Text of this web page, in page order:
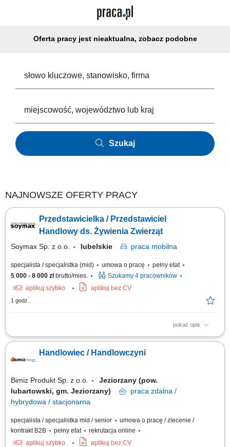
Oferta pracy jest nieaktualna, zobacz podobne
Szukaj
NAJNOWSZE OFERTY PRACY
Przedstawicielka / Przedstawiciel
Handlowy ds. Żywienia Zwierząt
Soymax Sp. z o.o. lubelskie praca mobilna
specjalista / specjalistka (mid) umowa o pracę
pełny etat
5 000 - 8 000 złbrutto/mies.
Szukamy 4 pracowników
aplikuj szybko
aplikuj bez CV
1 godz.
pokaż opis
Poszukujemy Konsultantów ds. Żywienia w kilku lokalizacjach w Polsce.
bydła na wyznaczonym obszarze. Aktywne pozyskiwanie nowych klientów
oraz utrzymywanie długofalowych relacji z obecnymi kontrahentami.
Handlowiec / Handlowczyni
Bimiz Produkt Sp. z o.o.
Jeziorzany (pow.
lubartowski, gm. Jeziorzany)
praca zdalna /
hybrydowa / stacjonarna
specjalista / specjalistka mid / senior
umowa o pracę / zlecenie /
kontrakt B2B
pełny etat
rekrutacja online
aplikuj szybko
aplikuj bez CV